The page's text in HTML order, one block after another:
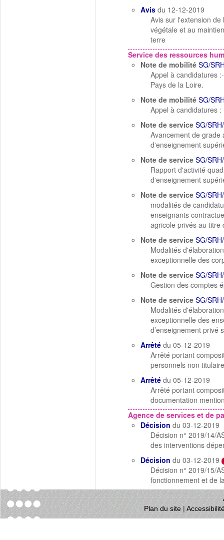
Avis du 12-12-2019
Avis sur l'extension
végétale et au
terre
Service des ressources
Note de mobilité SG/
Appel à candidatures
Pays de la Loire.
Note de mobilité SG/
Appel à candidatures
Note de service SG/
Avancement de grade
d'enseignement
Note de service SG/
Rapport d'activité
d'enseignement
Note de service SG/
modalités de
enseignants
agricole privés au titre
Note de service SG/
Modalités
exceptionnelle des
Note de service SG/
Gestion des comptes
Note de service SG/
Modalités
exceptionnelle des
d’enseignement privé
Arrêté du 05-12-2019
Arrêté portant
personnels non
Arrêté du 05-12-2019
Arrêté portant
documentation
Agence de services et de
Décision du 03-12-2019
Décision n° 2019/14/
des interventions
Décision du 03-12-2019
Décision n° 2019/15/
fonctionnement et de
Plan du site|